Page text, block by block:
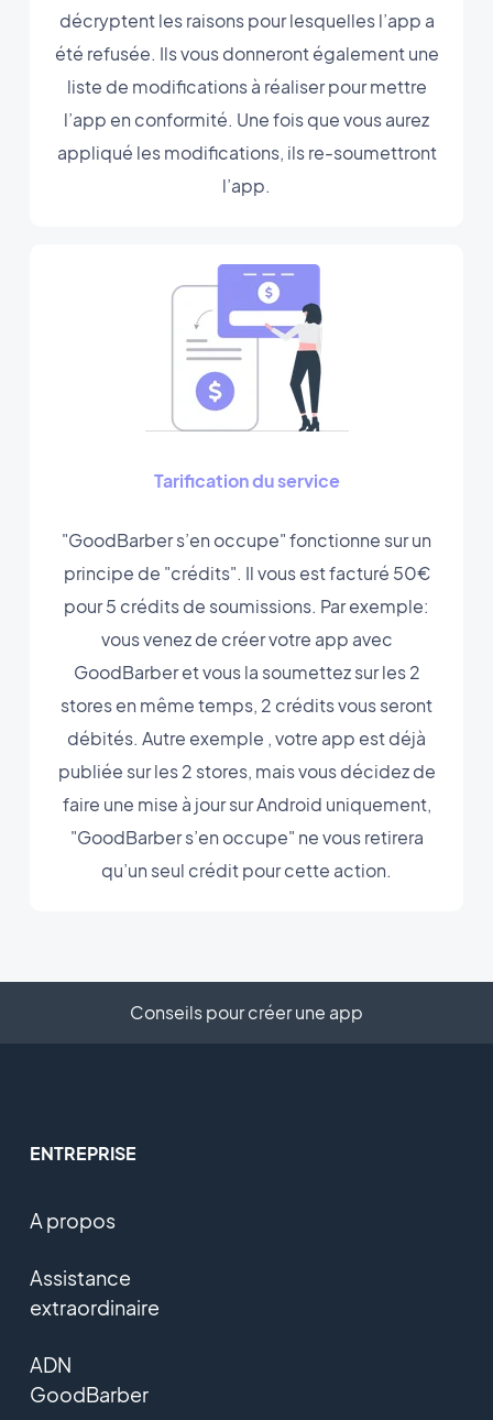
décryptent les raisons pour lesquelles l’app a
été refusée. Ils vous donneront également une
liste de modifications à réaliser pour mettre
l’app en conformité. Une fois que vous aurez
appliqué les modifications, ils re-soumettront
l’app.
Tarification du service
"GoodBarber s’en occupe" fonctionne sur un
principe de "crédits". Il vous est facturé 50€
pour 5 crédits de soumissions. Par exemple:
vous venez de créer votre app avec
GoodBarber et vous la soumettez sur les 2
stores en même temps, 2 crédits vous seront
débités. Autre exemple , votre app est déjà
publiée sur les 2 stores, mais vous décidez de
faire une mise à jour sur Android uniquement,
"GoodBarber s’en occupe" ne vous retirera
qu’un seul crédit pour cette action.
Conseils pour créer une app
ENTREPRISE
A propos
Assistance
extraordinaire
ADN
GoodBarber